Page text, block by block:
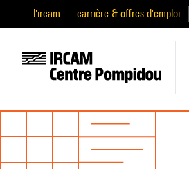
l'ircam carrière & offres d'emploi